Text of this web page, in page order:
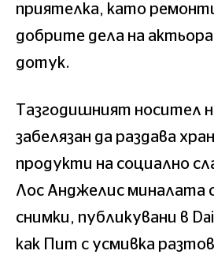
приятелка, като
добрите дела на актьора
дотук.
Тазгодишният носител
забелязан да раздава
продукти на социално
Лос Анджелис миналата
снимки, публикувани в
как Пит с усмивка